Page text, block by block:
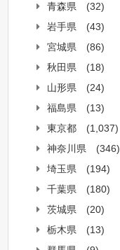
青森県
(32)
岩手県
(43)
宮城県
(86)
秋田県
(18)
山形県
(24)
福島県
(13)
東京都
(1,037)
神奈川県
(346)
埼玉県
(194)
千葉県
(180)
茨城県
(20)
栃木県
(13)